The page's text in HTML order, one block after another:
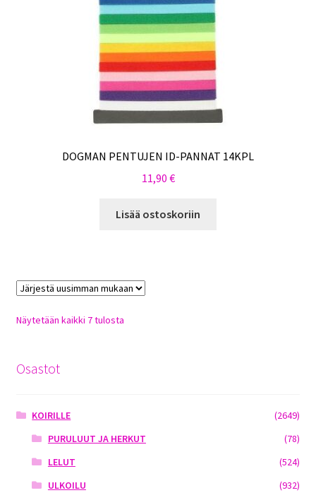
DOGMAN PENTUJEN ID-PANNAT 14KPL
11,90 €
Lisää ostoskoriin
Näytetään kaikki 7 tulostaSorted
Osastot
KOIRILLE
(2649)
PURULUUT JA HERKUT
(78)
LELUT
(524)
ULKOILU
(932)